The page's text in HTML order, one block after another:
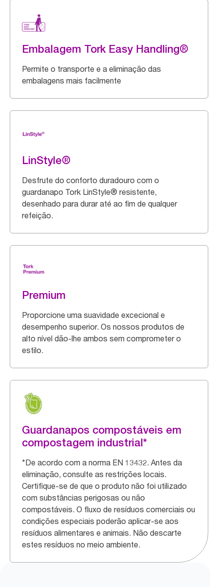
Embalagem Tork Easy Handling®
Permite o transporte e a eliminação das
embalagens mais facilmente
LinStyle®
Desfrute do conforto duradouro com o
guardanapo Tork LinStyle® resistente,
desenhado para durar até ao fim de qualquer
refeição.
Premium
Proporcione uma suavidade excecional e
desempenho superior. Os nossos produtos de
alto nível dão-lhe ambos sem comprometer o
estilo.
Guardanapos compostáveis em
compostagem industrial*
*De acordo com a norma EN 13432. Antes da
eliminação, consulte as restrições locais.
Certifique-se de que o produto não foi utilizado
com substâncias perigosas ou não
compostáveis. O fluxo de resíduos comerciais ou
condições especiais poderão aplicar-se aos
resíduos alimentares e animais. Não descarte
estes resíduos no meio ambiente.